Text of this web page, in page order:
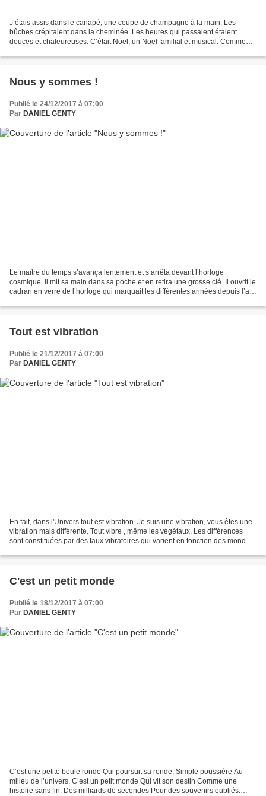
J’étais assis dans le canapé, une coupe de champagne à la main. Les
bûches crépitaient dans la cheminée. Les heures qui passaient étaient
douces et chaleureuses. C’était Noël, un Noël familial et musical. Comme
Nous y sommes !
Publié le 24/12/2017 à 07:00
Par DANIEL GENTY
Le maître du temps s’avança lentement et s’arrêta devant l’horloge
cosmique. Il mit sa main dans sa poche et en retira une grosse clé. Il ouvrit le
cadran en verre de l’horloge qui marquait les différentes années depuis l’an
Tout est vibration
Publié le 21/12/2017 à 07:00
Par DANIEL GENTY
En fait, dans l'Univers tout est vibration. Je suis une vibration, vous êtes une
vibration mais différente. Tout vibre , même les végétaux. Les différences
sont constituées par des taux vibratoires qui varient en fonction des mondes
C'est un petit monde
Publié le 18/12/2017 à 07:00
Par DANIEL GENTY
C’est une petite boule ronde Qui poursuit sa ronde, Simple poussière Au
milieu de l’univers. C’est un petit monde Qui vit son destin Comme une
histoire sans fin. Des milliards de secondes Pour des souvenirs oubliés.